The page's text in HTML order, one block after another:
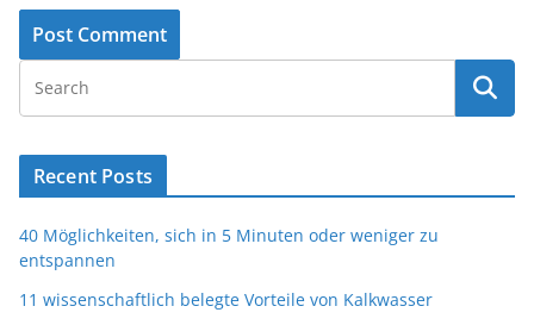
Recent Posts
40 Möglichkeiten, sich in 5 Minuten oder weniger zu
entspannen
11 wissenschaftlich belegte Vorteile von Kalkwasser